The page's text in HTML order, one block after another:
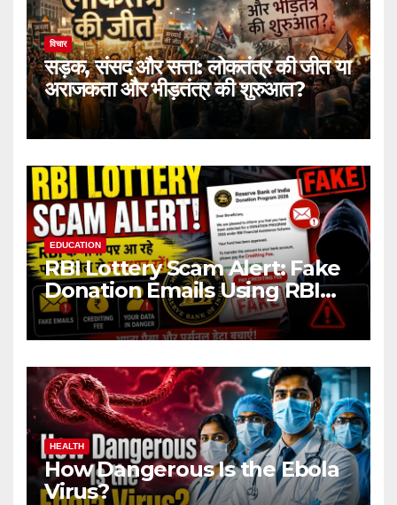
विचार
सड़क, संसद और सत्ता: लोकतंत्र की जीत या
अराजकता और भीड़तंत्र की शुरुआत?
EDUCATION
RBI Lottery Scam Alert: Fake
Donation Emails Using RBI
Name Target Indian Users
HEALTH
How Dangerous Is the Ebola
Virus?